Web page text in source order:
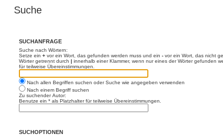
Suche
SUCHANFRAGE
Suche nach Wörtern:
Setze ein + vor ein Wort, das gefunden werden muss und ein - vor ein Wort, das nicht
Wörter getrennt durch | innerhalb einer Klammer, wenn nur eines der Wörter gefunden
für teilweise Übereinstimmungen.
Nach allen Begriffen suchen oder Suche wie angegeben verwenden
Nach einem Begriff suchen
Zu suchender Autor:
Benutze ein * als Platzhalter für teilweise Übereinstimmungen.
SUCHOPTIONEN